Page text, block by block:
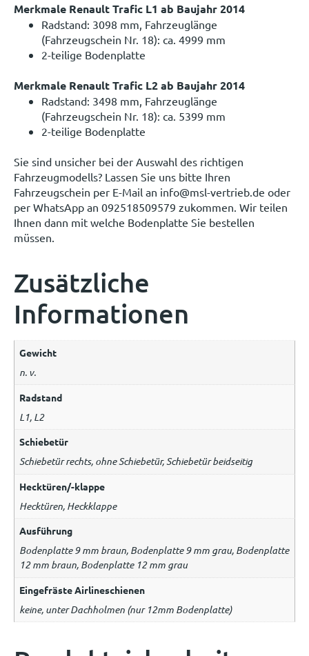
Merkmale Renault Trafic L1 ab Baujahr 2014
Radstand: 3098 mm, Fahrzeuglänge
(Fahrzeugschein Nr. 18): ca. 4999 mm
2-teilige Bodenplatte
Merkmale Renault Trafic L2 ab Baujahr 2014
Radstand: 3498 mm, Fahrzeuglänge
(Fahrzeugschein Nr. 18): ca. 5399 mm
2-teilige Bodenplatte
Sie sind unsicher bei der Auswahl des richtigen
Fahrzeugmodells? Lassen Sie uns bitte Ihren
Fahrzeugschein per E-Mail an info@msl-vertrieb.de oder
per WhatsApp an 092518509579 zukommen. Wir teilen
Ihnen dann mit welche Bodenplatte Sie bestellen
müssen.
Zusätzliche
Informationen
Gewicht
n. v.
Radstand
L1, L2
Schiebetür
Schiebetür rechts, ohne Schiebetür, Schiebetür beidseitig
Hecktüren/-klappe
Hecktüren, Heckklappe
Ausführung
Bodenplatte 9 mm braun, Bodenplatte 9 mm grau, Bodenplatte
12 mm braun, Bodenplatte 12 mm grau
Eingefräste Airlineschienen
keine, unter Dachholmen (nur 12mm Bodenplatte)